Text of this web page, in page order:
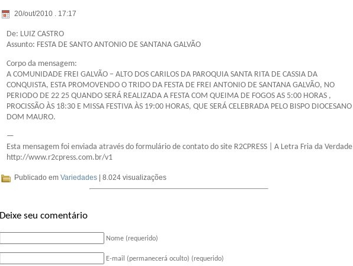
20/out/2010 . 17:17
De: LUIZ CASTRO
Assunto: FESTA DE SANTO ANTONIO DE SANTANA GALVÃO
Corpo da mensagem:
A COMUNIDADE FREI GALVÃO – ALTO DOS CARILOS DA PAROQUIA SANTA RITA DE CASSIA DA
CONQUISTA, ESTA PROMOVENDO O TRIDO DA FESTA DE FREI ANTONIO DE SANTANA GALVÃO, NO
PERIODO DE 22 25 QUANDO SERÁ REALIZADA A FESTA COM QUEIMA DE FOGOS AS 5:00 HORAS ,
PROCISSÃO ÀS 18:30 E MISSA FESTIVA ÀS 19:00 HORAS, QUE SERÁ CELEBRADA PELO BISPO DIOCESANO
DOM MAURO.
—
Esta mensagem foi enviada através do formulário de contato do site R2CPRESS | A Letra Fria da Verdade
http://www.r2cpress.com.br/v1
Publicado em Variedades | 8.024 visualizações
Deixe seu comentário
Nome (requerido)
E-mail (permanecerá oculto) (requerido)